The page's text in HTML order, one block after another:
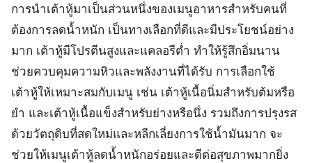
การนำเต้าหู้มาเป็นส่วนหนึ่งของเมนูอาหารสำหรับคนที่
ต้องการลดน้ำหนัก เป็นทางเลือกที่ดีและมีประโยชน์อย่าง
มาก เต้าหู้มีโปรตีนสูงและแคลอรีต่ำ ทำให้รู้สึกอิ่มนาน
ช่วยควบคุมความหิวและพลังงานที่ได้รับ การเลือกใช้
เต้าหู้ให้เหมาะสมกับเมนู เช่น เต้าหู้เนื้อนิ่มสำหรับต้มหรือ
ยำ และเต้าหู้เนื้อแข็งสำหรับย่างหรือนึ่ง รวมถึงการปรุงรส
ด้วยวัตถุดิบที่สดใหม่และหลีกเลี่ยงการใช้น้ำมันมาก จะ
ช่วยให้เมนูเต้าหู้ลดน้ำหนักอร่อยและดีต่อสุขภาพมากยิ่ง